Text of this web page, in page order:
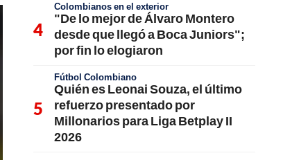
Colombianos en el exterior
"De lo mejor de Álvaro Montero
desde que llegó a Boca Juniors";
por fin lo elogiaron
Fútbol Colombiano
Quién es Leonai Souza, el último
refuerzo presentado por
Millonarios para Liga Betplay II
2026